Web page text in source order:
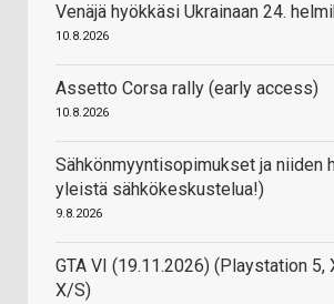
Venäjä hyökkäsi Ukrainaan 24.
10.8.2026
Assetto Corsa rally (early access)
10.8.2026
Sähkönmyyntisopimukset ja niiden
yleistä sähkökeskustelua!)
9.8.2026
GTA VI (19.11.2026) (Playstation 5,
X/S)